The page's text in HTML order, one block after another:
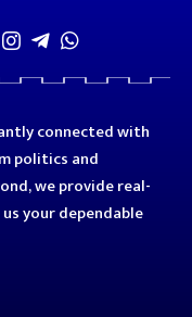
connected with
politics and
we provide real-
your dependable